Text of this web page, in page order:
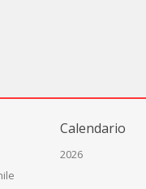
Calendario
2026